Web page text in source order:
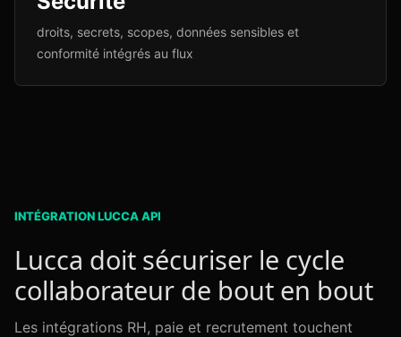
droits, secrets, scopes, données sensibles et
conformité intégrés au flux
INTÉGRATION LUCCA API
Lucca doit sécuriser le cycle
collaborateur de bout en bout
Les intégrations RH, paie et recrutement touchent